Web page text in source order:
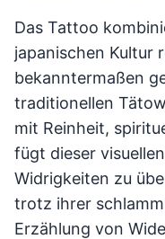
Das Tattoo
japanischen Kultur
bekanntermaßen
traditionellen
mit Reinheit,
fügt dieser
Widrigkeiten zu
trotz ihrer
Erzählung von